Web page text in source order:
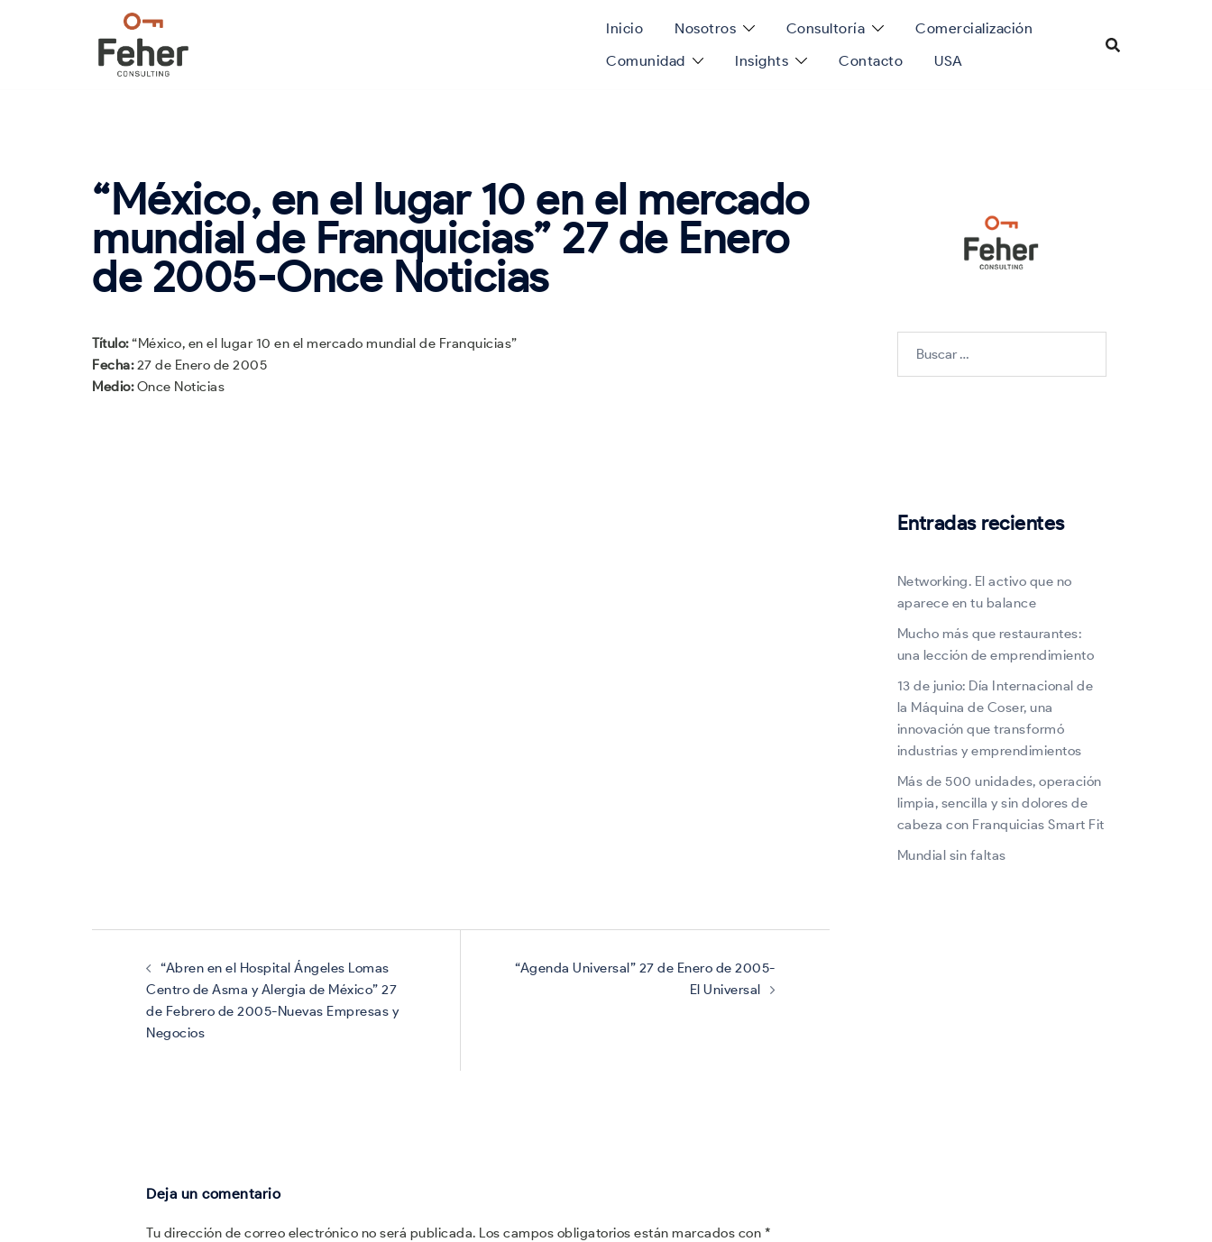
Inicio Nosotros Consultoría
Comercialización
Comunidad
Insights Contacto USA
“México, en el lugar 10 en el mercado
mundial de Franquicias” 27 de Enero
de 2005-Once Noticias
Título:“México, en el lugar 10 en el mercado mundial de Franquicias”
Fecha:27 de Enero de 2005
Medio:Once Noticias
Navegación
entradas“Abren en el Hospital Ángeles Lomas
Centro de Asma y Alergia de México” 27
de Febrero de 2005-Nuevas Empresas y
Negocios
“Agenda Universal” 27 de Enero de 2005-
El Universal
Deja un comentario
Tu dirección de correo electrónico no será publicada. Los campos obligatorios están marcados con *
Entradas recientes
Networking. El activo que no
aparece en tu balance
Mucho más que restaurantes:
una lección de emprendimiento
13 de junio: Día Internacional de
la Máquina de Coser, una
innovación que transformó
industrias y emprendimientos
Más de 500 unidades, operación
limpia, sencilla y sin dolores de
cabeza con Franquicias Smart Fit
Mundial sin faltas